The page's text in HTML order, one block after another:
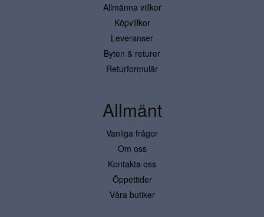
Allmänna villkor
Köpvillkor
Leveranser
Byten & returer
Returformulär
Allmänt
Vanliga frågor
Om oss
Kontakta oss
Öppettider
Våra butiker